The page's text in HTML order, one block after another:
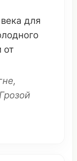
века для
от
,
Грозой